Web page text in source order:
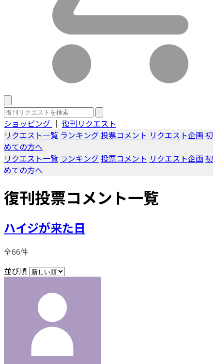
ショッピング ｜ 復刊リクエスト
リクエスト一覧 ランキング投票コメント リクエスト企画 初
めての方へ
リクエスト一覧 ランキング投票コメント リクエスト企画 初
めての方へ
復刊投票コメント一覧
ハイジが来た日
全66件
並び順